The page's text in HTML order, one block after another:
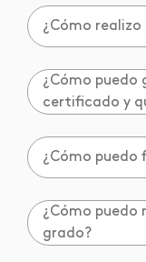
¿Cómo
¿Cómo puedo
certificado y
¿Cómo puedo
¿Cómo puedo
grado?